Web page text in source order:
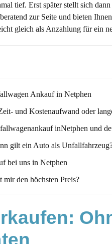
tief. Erst später stellt sich
zur Seite und bieten
gleich als Anzahlung für ein
Ankauf in Netphen
und Kostenaufwand oder
inNetphen und
gilt ein Auto als
bei uns in Netphen
den höchsten Preis?
Eine Entscheidungshilfe
Wert?